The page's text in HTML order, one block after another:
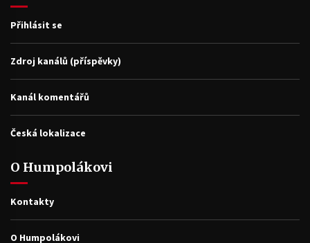
Přihlásit se
Zdroj kanálů (příspěvky)
Kanál komentářů
Česká lokalizace
O Humpolákovi
Kontakty
O Humpolákovi